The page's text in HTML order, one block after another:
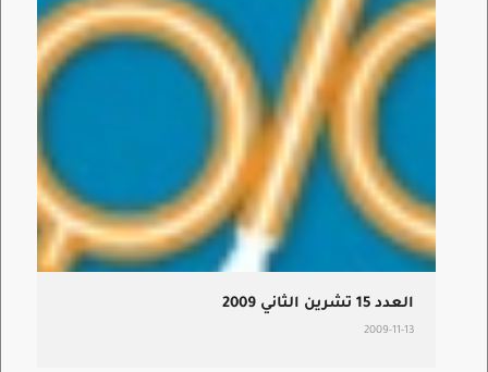
العدد 15 تشرين الثاني 2009
2009-11-13